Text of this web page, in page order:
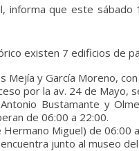
informa que este
existen 7 edificios de
Mejía y García Moreno,
por la av. 24 de Mayo,
Bustamante y
de 06:00 a 22:00.
Hermano Miguel) de 06:00
junto al museo